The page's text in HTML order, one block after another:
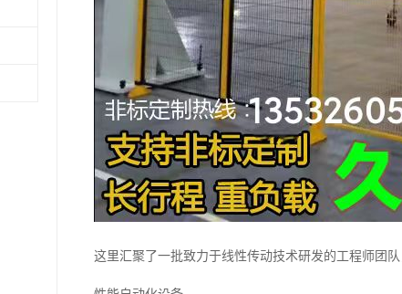
这里汇聚了一批致力于线性传动技术研发的工程师团